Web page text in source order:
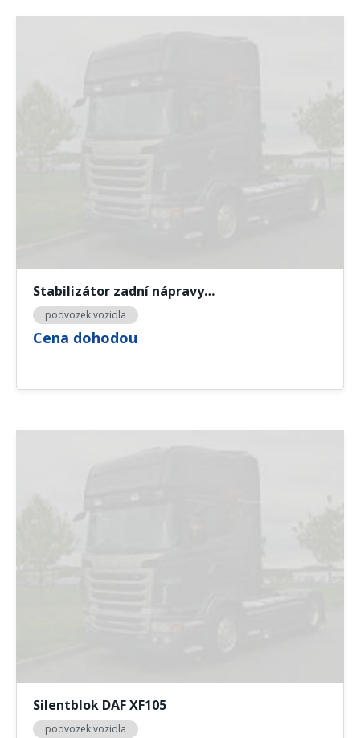
Stabilizátor zadní nápravy…
podvozek vozidla
Cena dohodou
Silentblok DAF XF105
podvozek vozidla